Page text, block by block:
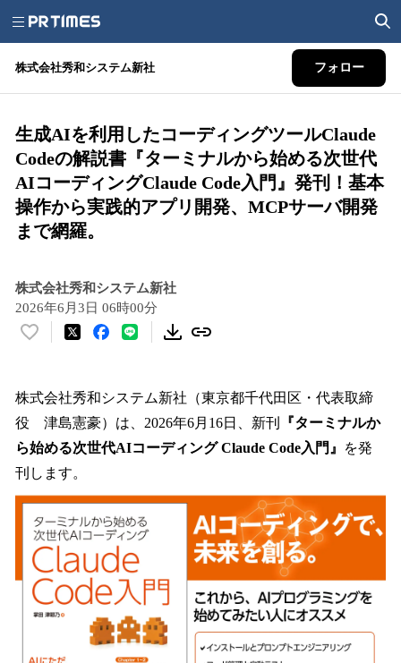
株式会社秀和システム新社 フォロー
生成AIを利用したコーディングツールClaude
Codeの解説書『ターミナルから始める次世代
AIコーディングClaude Code入門』発刊！基本
操作から実践的アプリ開発、MCPサーバ開発
まで網羅。
株式会社秀和システム新社
2026年6月3日 06時00分
い
！
読
み
中
で
す
株式会社秀和システム新社（東京都千代田区・代表取締
役 津島憲豪）は、2026年6月16日、新刊
『ターミナルか
ら始める次世代AIコーディング Claude Code入門』
を発
刊します。